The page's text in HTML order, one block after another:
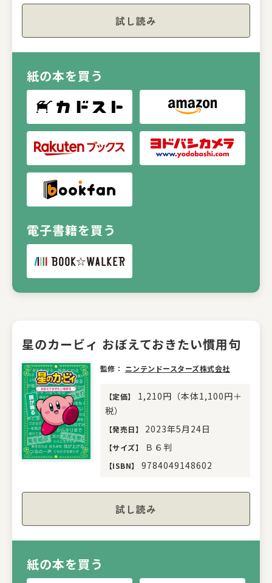
試し読み
紙の本を買う
電子書籍を買う
星のカービィ おぼえておきたい慣用句
監修： ニンテンドースターズ株式会社
【定価】
1,210円（本体1,100円＋
税）
【発売日】 2023年5月24日
【サイズ】 Ｂ６判
【ISBN】 9784049148602
試し読み
紙の本を買う